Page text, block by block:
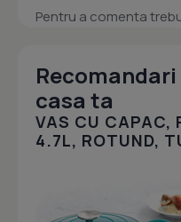
Pentru a comenta
casa ta
VAS CU CAPAC,
4.7L, ROTUND,